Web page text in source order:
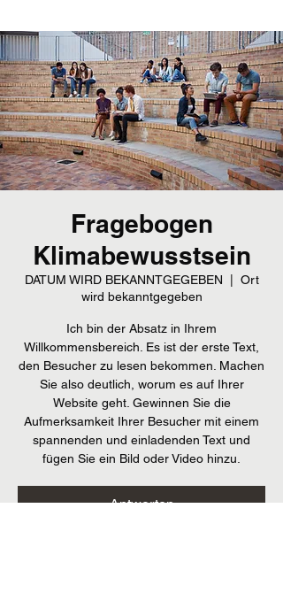
Fragebogen
Klimabewusstsein
DATUM WIRD BEKANNTGEGEBEN
Ort
wird bekanntgegeben
Ich bin der Absatz in Ihrem
Willkommensbereich. Es ist der erste Text,
den Besucher zu lesen bekommen. Machen
Sie also deutlich, worum es auf Ihrer
Website geht. Gewinnen Sie die
Aufmerksamkeit Ihrer Besucher mit einem
spannenden und einladenden Text und
fügen Sie ein Bild oder Video hinzu.
Antworten